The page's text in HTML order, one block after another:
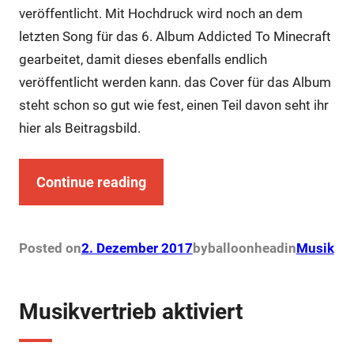
veröffentlicht. Mit Hochdruck wird noch an dem
letzten Song für das 6. Album Addicted To Minecraft
gearbeitet, damit dieses ebenfalls endlich
veröffentlicht werden kann. das Cover für das Album
steht schon so gut wie fest, einen Teil davon seht ihr
hier als Beitragsbild.
Continue reading
Posted on2. Dezember 2017 byballoonhead inMusik
Musikvertrieb aktiviert